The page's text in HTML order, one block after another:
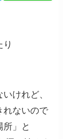
けれど、
れないので
所」と